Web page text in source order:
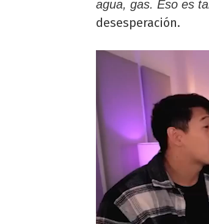
agua, gas. Eso es
desesperación.